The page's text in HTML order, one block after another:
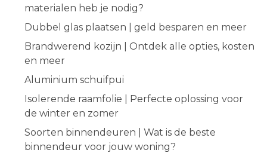
materialen heb je nodig?
Dubbel glas plaatsen | geld besparen en meer
Brandwerend kozijn | Ontdek alle opties, kosten
en meer
Aluminium schuifpui
Isolerende raamfolie | Perfecte oplossing voor
de winter en zomer
Soorten binnendeuren | Wat is de beste
binnendeur voor jouw woning?